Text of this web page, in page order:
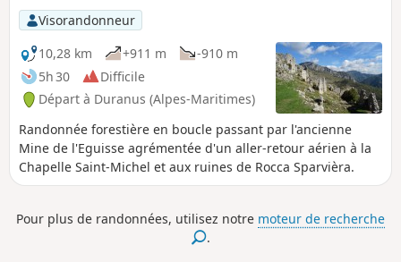
Visorandonneur
10,28 km
+911 m
-910 m
5h 30
Difficile
Départ à Duranus (Alpes-Maritimes)
Randonnée forestière en boucle passant par l'ancienne
Mine de l'Eguisse agrémentée d'un aller-retour aérien à la
Chapelle Saint-Michel et aux ruines de Rocca Sparvièra.
Pour plus de randonnées, utilisez notre moteur de recherche
.